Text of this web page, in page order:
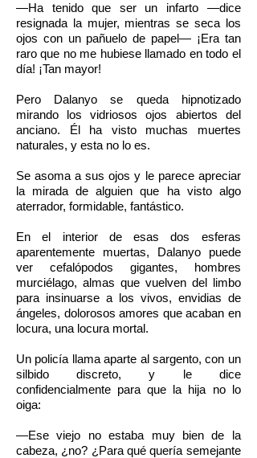
—Ha tenido que ser un infarto —dice
resignada la mujer, mientras se seca los
ojos con un pañuelo de papel— ¡Era tan
raro que no me hubiese llamado en todo el
día! ¡Tan mayor!
Pero Dalanyo se queda hipnotizado
mirando los vidriosos ojos abiertos del
anciano. Él ha visto muchas muertes
naturales, y esta no lo es.
Se asoma a sus ojos y le parece apreciar
la mirada de alguien que ha visto algo
aterrador, formidable, fantástico.
En el interior de esas dos esferas
aparentemente muertas, Dalanyo puede
ver cefalópodos gigantes, hombres
murciélago, almas que vuelven del limbo
para insinuarse a los vivos, envidias de
ángeles, dolorosos amores que acaban en
locura, una locura mortal.
Un policía llama aparte al sargento, con un
silbido discreto, y le dice
confidencialmente para que la hija no lo
oiga:
—Ese viejo no estaba muy bien de la
cabeza, ¿no? ¿Para qué quería semejante